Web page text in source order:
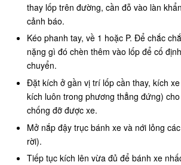
thay lốp trên đường, cần đỗ vào làn
cảnh báo.
Kéo phanh tay, về 1 hoặc P. Để chắc
nặng gì đó chèn thêm vào lốp để cố
chuyển.
Đặt kích ở gần vị trí lốp cần thay, kích
kích luôn trong phương thẳng đứng)
chống đỡ được xe.
Mở nắp đậy trục bánh xe và nới lỏng
rời).
Tiếp tục kích lên vừa đủ để bánh xe